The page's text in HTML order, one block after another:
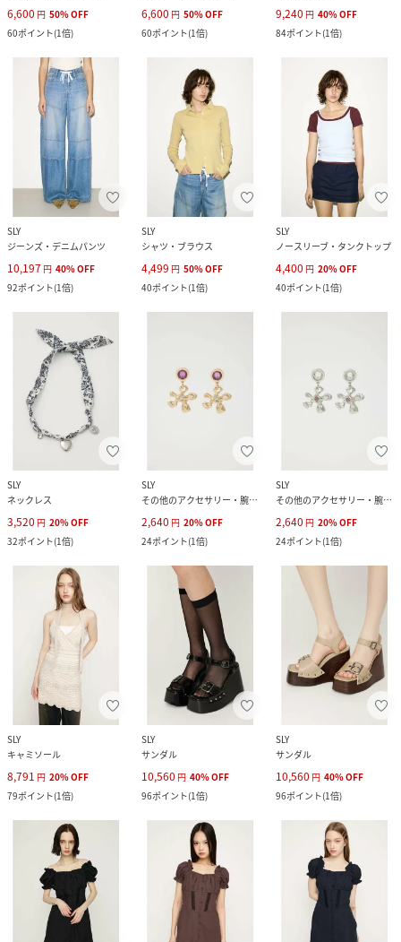
6,600 円 50%OFF
60ポイント(1倍)
6,600 円 50%OFF
60ポイント(1倍)
9,240 円 40%OFF
84ポイント(1倍)
SLY
ジーンズ・デニムパンツ
10,197 円 40%OFF
92ポイント(1倍)
SLY
シャツ・ブラウス
4,499 円 50%OFF
40ポイント(1倍)
SLY
ノースリーブ・タンクトップ
4,400 円 20%OFF
40ポイント(1倍)
SLY
ネックレス
3,520 円 20%OFF
32ポイント(1倍)
SLY
その他のアクセサリー・腕時計
2,640 円 20%OFF
24ポイント(1倍)
SLY
その他のアクセサリー・腕時計
2,640 円 20%OFF
24ポイント(1倍)
SLY
キャミソール
8,791 円 20%OFF
79ポイント(1倍)
SLY
サンダル
10,560 円 40%OFF
96ポイント(1倍)
SLY
サンダル
10,560 円 40%OFF
96ポイント(1倍)